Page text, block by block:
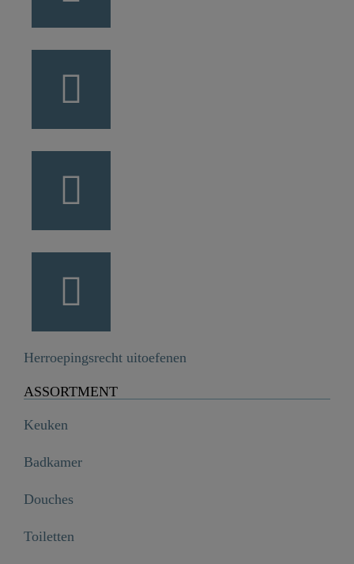
Herroepingsrecht uitoefenen
ASSORTMENT
Keuken
Badkamer
Douches
Toiletten